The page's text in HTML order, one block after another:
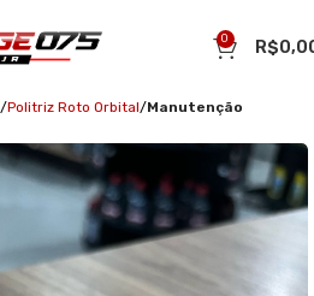
0 R$
Politriz Roto Orbital Manutenção